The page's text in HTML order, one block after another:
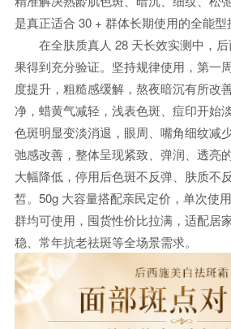
是真正适合 30 + 群体长期使用的全能型
在全肤质真人 28 天长效实测中，
果得到充分验证。坚持规律使用，第一
度提升，粗糙感缓解，熬夜暗沉有所改
净，蜡黄气减轻，浅表色斑、痘印开始
色斑明显变淡消退，眼周、嘴角细纹减
弛感改善，整体呈现紧致、弹润、透亮
大幅降低，停用后色斑不反弹、肤质不
皙。50g 大容量搭配亲民定价，单次使
群均可使用，囤货性价比拉满，适配居
稳、常年抗老祛斑等全场景需求。